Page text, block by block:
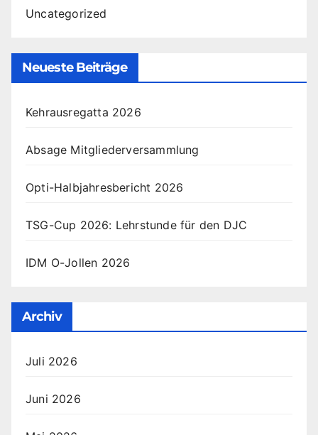
Uncategorized
Neueste Beiträge
Kehrausregatta 2026
Absage Mitgliederversammlung
Opti-Halbjahresbericht 2026
TSG-Cup 2026: Lehrstunde für den DJC
IDM O-Jollen 2026
Archiv
Juli 2026
Juni 2026